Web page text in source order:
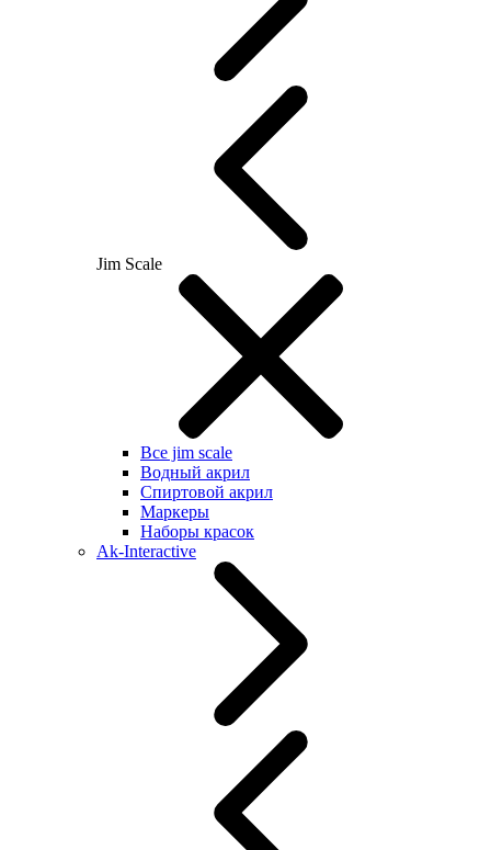
Jim Scale
Все jim scale
Водный акрил
Спиртовой акрил
Маркеры
Наборы красок
Ak-Interactive